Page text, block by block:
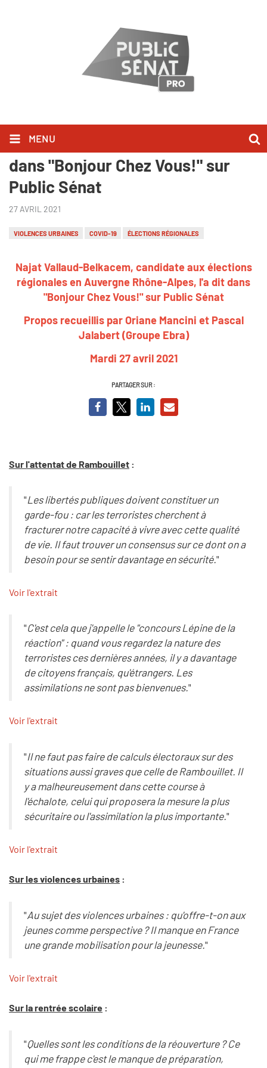
MENU
Najat Vallaud-Belkacem l'a dit
dans "Bonjour Chez Vous!" sur
Public Sénat
27 AVRIL 2021
VIOLENCES URBAINES COVID-19 ÉLECTIONS RÉGIONALES
Najat Vallaud-Belkacem, candidate aux élections
régionales en Auvergne Rhône-Alpes, l'a dit dans
"Bonjour Chez Vous!" sur Public Sénat
Propos recueillis par Oriane Mancini et Pascal
Jalabert (Groupe Ebra)
Mardi 27 avril 2021
PARTAGER SUR :
Sur l'attentat de Rambouillet :
"Les libertés publiques doivent constituer un
garde-fou : car les terroristes cherchent à
fracturer notre capacité à vivre avec cette qualité
de vie. Il faut trouver un consensus sur ce dont on a
besoin pour se sentir davantage en sécurité."
Voir l'extrait
"C'est cela que j'appelle le "concours Lépine de la
réaction" : quand vous regardez la nature des
terroristes ces dernières années, il y a davantage
de citoyens français, qu'étrangers. Les
assimilations ne sont pas bienvenues."
Voir l'extrait
"Il ne faut pas faire de calculs électoraux sur des
situations aussi graves que celle de Rambouillet. Il
y a malheureusement dans cette course à
l'échalote, celui qui proposera la mesure la plus
sécuritaire ou l'assimilation la plus importante."
Voir l'extrait
Sur les violences urbaines :
"Au sujet des violences urbaines : qu'offre-t-on aux
jeunes comme perspective ? Il manque en France
une grande mobilisation pour la jeunesse."
Voir l'extrait
Sur la rentrée scolaire :
"Quelles sont les conditions de la réouverture ? Ce
qui me frappe c'est le manque de préparation,